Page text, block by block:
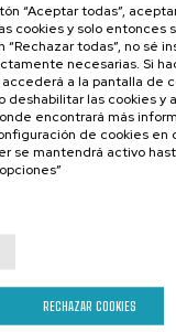
“Aceptar todas”,
cookies y solo entonces
todas”, no sé
necesarias. Si
accederá a la pantalla de
deshabilitar las cookies y
encontrará más
de cookies en
se mantendrá activo
RECHAZAR COOKIES